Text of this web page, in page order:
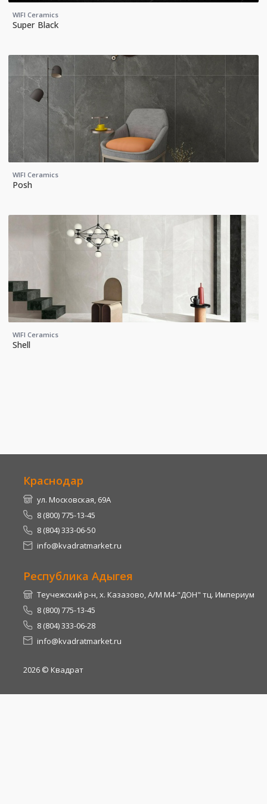
WIFI Ceramics
Super Black
WIFI Ceramics
Posh
WIFI Ceramics
Shell
Краснодар
ул. Московская, 69А
8 (800) 775-13-45
8 (804) 333-06-50
info@kvadratmarket.ru
Республика Адыгея
Теучежский р-н, х. Казазово, А/М М4-"ДОН" тц. Империум
8 (800) 775-13-45
8 (804) 333-06-28
info@kvadratmarket.ru
2026 © Квадрат